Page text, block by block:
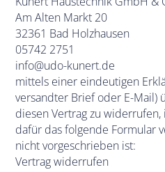
Am Alten Markt 20
32361 Bad Holzhausen
05742 2751
info@udo-kunert.de
mittels einer eindeutigen
versandter Brief oder E-Mail)
diesen Vertrag zu
dafür das folgende Formular
nicht vorgeschrieben ist:
Vertrag widerrufen